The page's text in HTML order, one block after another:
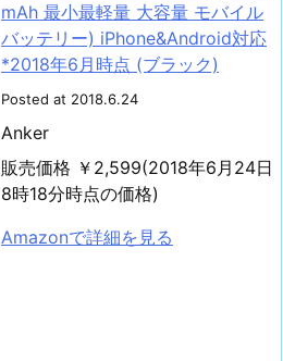
mAh 最小最軽量 大容量 モバイル
バッテリー) iPhone&Android対応
*2018年6月時点 (ブラック)
Posted at 2018.6.24
Anker
販売価格 ￥2,599(2018年6月24日
8時18分時点の価格)
Amazonで詳細を見る